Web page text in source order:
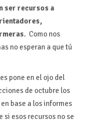
ser recursos a
. Como nos
no esperan a que tú
pone en el ojo del
de octubre los
base a los informes
si esos recursos no se